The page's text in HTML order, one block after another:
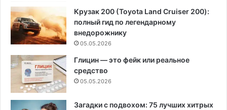
Крузак 200 (Toyota Land Cruiser 200):
полный гид по легендарному
внедорожнику
05.05.2026
Глицин — это фейк или реальное
средство
05.05.2026
Загадки с подвохом: 75 лучших хитрых